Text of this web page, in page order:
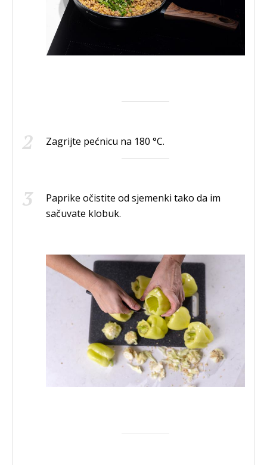
Zagrijte pećnicu na 180 °C.
Paprike očistite od sjemenki tako da im
sačuvate klobuk.